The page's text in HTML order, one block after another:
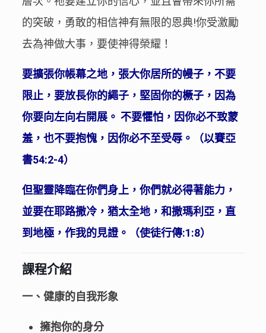
的突破，勇敢的相信神有無限的恩典!你受激勵
去為神做大事，要使神得榮耀！
要擴張你帳幕之地，張大你居所的幔子，不要
限止，要放長你的繩子，堅固你的橛子，因為
你要向左向右開展。 不要懼怕，因你必不致蒙
羞，也不要抱愧，因你必不至受辱。（以賽亞
書54:2-4）
但聖靈降臨在你們身上，你們就必得著能力，
並要在耶路撒冷，猶太全地，和撒瑪利亞，直
到地極，作我的見證。（使徒行傳:1:8）
課程介紹
一、健康的自我形象
擁抱你的身分